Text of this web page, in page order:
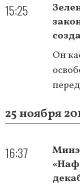
15:25
Он
25 ноября
16:37